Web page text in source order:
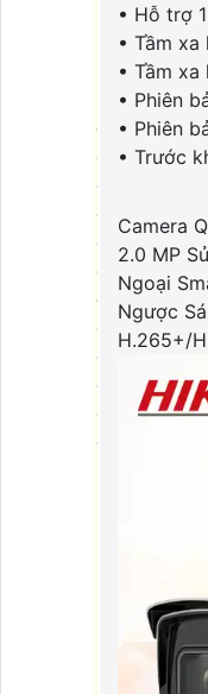
Đầu Ghi
Đầu Ghi
Đầu Ghi
Đầu Ghi
Đầu Ghi Wifi
Đầu Ghi Số
Đầu Ghi 4
Đầu Ghi 16
Đầu Ghi 32
Máy Chấm
Máy Chấm
Máy Chấm
• Hỗ trợ
• Tầm
• Tầm
• Phiên
• Phiên
• Trước
Camera
2.0 MP
Ngoại
Ngược
H.265+/